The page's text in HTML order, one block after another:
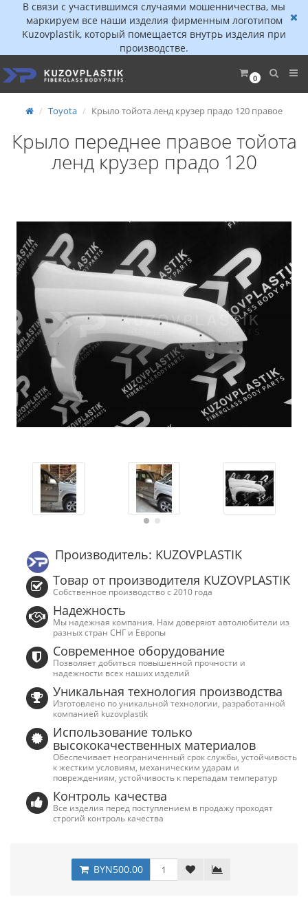
В связи с участившимся случаями мошенничества, мы
маркируем все наши изделия фирменным логотипом
Kuzovplastik, который помещается внутрь изделия при
производстве.
0
Toyota Крыло тойота ленд крузер прадо 120 правое
Крыло переднее правое тойота
ленд крузер прадо 120
Производитель: KUZOVPLASTIK
Товар от производителя KUZOVPLASTIK
Собственное производство с 2010 года
Надежность
Мы надежная компания. Нам доверяют автолюбители из
разных стран СНГ и Европы
Современное оборудование
Позволяет добиться повышенной прочности и
надежности всех наших изделий
Уникальная технология производства
Изготовлено по уникальной технологии, разработанной
компанией kuzovplastik
Использование только
высококачественных материалов
Обеспечивает неограниченный срок службы, устойчивость
к жестким условиям, механическим ударам и
повреждениям, устойчивость к перепадам температур
Контроль качества
Все изделия перед поступлением в продажу проходят
строгий контроль качества
BYN500.00